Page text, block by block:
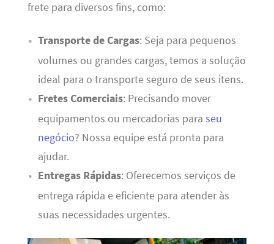
frete para diversos fins, como:
Transporte de Cargas: Seja para pequenos
volumes ou grandes cargas, temos a solução
ideal para o transporte seguro de seus itens.
Fretes Comerciais: Precisando mover
equipamentos ou mercadorias para seu
negócio? Nossa equipe está pronta para
ajudar.
Entregas Rápidas: Oferecemos serviços de
entrega rápida e eficiente para atender às
suas necessidades urgentes.